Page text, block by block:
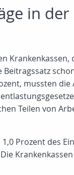
in der
Krankenkassen,
mussten
Teilen von
Prozent des